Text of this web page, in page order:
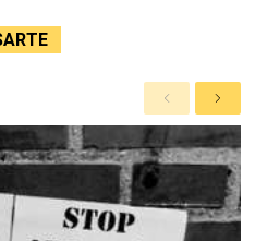
A
n
t
e
r
i
S
i
g
u
e
n